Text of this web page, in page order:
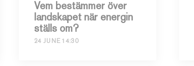
Vem bestämmer över
landskapet när energin
ställs om?
24 JUNE 14:30